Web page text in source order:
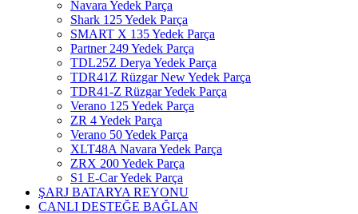
Navara Yedek Parça
Shark 125 Yedek Parça
SMART X 135 Yedek Parça
Partner 249 Yedek Parça
TDL25Z Derya Yedek Parça
TDR41Z Rüzgar New Yedek Parça
TDR41-Z Rüzgar Yedek Parça
Verano 125 Yedek Parça
ZR 4 Yedek Parça
Verano 50 Yedek Parça
XLT48A Navara Yedek Parça
ZRX 200 Yedek Parça
S1 E-Car Yedek Parça
ŞARJ BATARYA REYONU
CANLI DESTEĞE BAĞLAN